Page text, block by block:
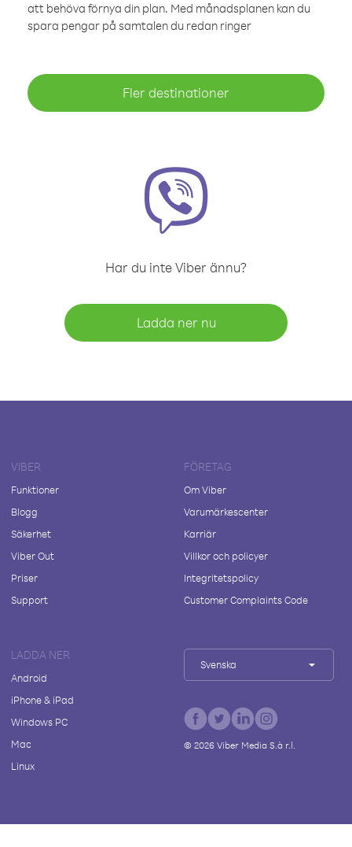
att behöva förnya din plan. Med månadsplanen kan du
spara pengar på samtalen du redan ringer
Fler destinationer
Har du inte Viber ännu?
Ladda ner nu
VIBER
Funktioner
Blogg
Säkerhet
Viber Out
Priser
Support
FÖRETAG
Om Viber
Varumärkescenter
Karriär
Villkor och policyer
Integritetspolicy
Customer Complaints Code
LADDA NER
Android
iPhone & iPad
Windows PC
Mac
Linux
Svenska
© 2026Viber Media S.à r.l.